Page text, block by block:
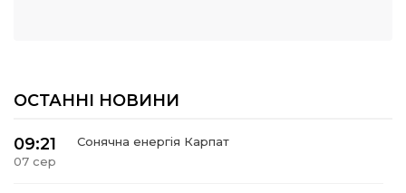
ОСТАННІ НОВИНИ
09:21
07 сер
Сонячна енергія Карпат